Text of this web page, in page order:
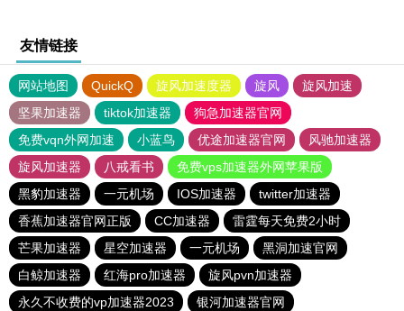
友情链接
网站地图 QuickQ 旋风加速度器 旋风
旋风加速
坚果加速器
tiktok加速器
狗急加速器官网
免费vqn外网加速
小蓝鸟 优途加速器官网
风驰加速器
旋风加速器
八戒看书
免费vps加速器外网苹果版
黑豹加速器
一元机场 IOS加速器
twitter加速器
香蕉加速器官网正版
CC加速器
雷霆每天免费2小时
芒果加速器
星空加速器 一元机场
黑洞加速官网
白鲸加速器
红海pro加速器
旋风pvn加速器
永久不收费的vp加速器2023
银河加速器官网